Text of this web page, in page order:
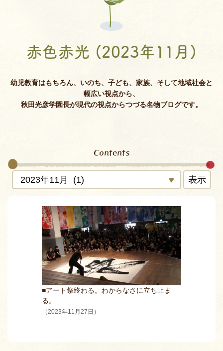
赤色赤光 (2023年11月)
幼児教育はもちろん、いのち、子ども、家族、そして地域社会と
幅広い視点から、
秋田光彦学園長が現代の視点からつづる名物ブログです。
Contents
表示
■アート祭終わる。わからなさに立ち止ま
る。
（2023年11月27日）